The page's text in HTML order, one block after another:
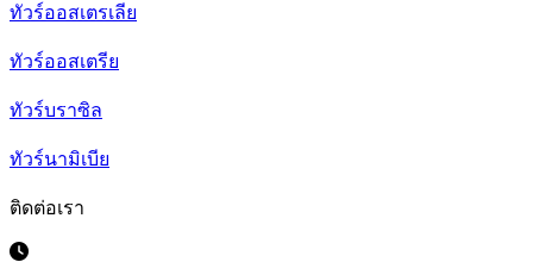
ทัวร์ออสเตรเลีย
ทัวร์ออสเตรีย
ทัวร์บราซิล
ทัวร์นามิเบีย
ติดต่อเรา